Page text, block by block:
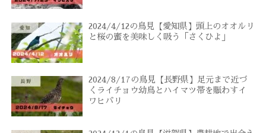
2024/4/12の鳥見【愛知県】頭上のオオルリ
と桜の蜜を美味しく吸う「さくひよ」
2024/8/17の鳥見【長野県】足元まで近づ
くライチョウ幼鳥とハイマツ帯を賑わすイ
ワヒバリ